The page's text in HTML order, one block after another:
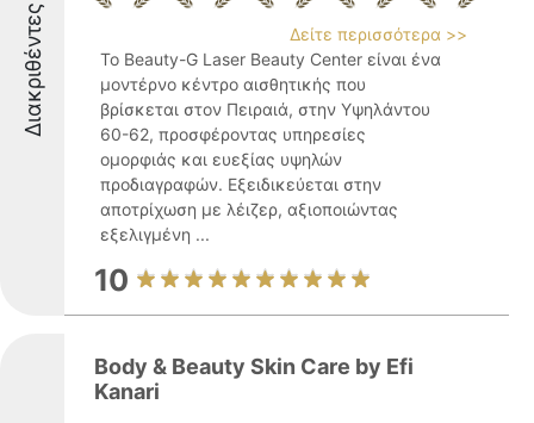
Διακριθέντες
Δείτε περισσότερα >>
Το Beauty-G Laser Beauty Center είναι ένα
μοντέρνο κέντρο αισθητικής που
βρίσκεται στον Πειραιά, στην Υψηλάντου
60-62, προσφέροντας υπηρεσίες
ομορφιάς και ευεξίας υψηλών
προδιαγραφών. Εξειδικεύεται στην
αποτρίχωση με λέιζερ, αξιοποιώντας
εξελιγμένη ...
10
Body & Beauty Skin Care by Efi
Kanari